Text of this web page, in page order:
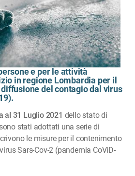
e per le attività
in regione Lombardia per il
del contagio dal virus
al 31 Luglio 2021 dello stato di
stati adottati una serie di
le misure per il contenimento
Sars-Cov-2 (pandemia CoViD-